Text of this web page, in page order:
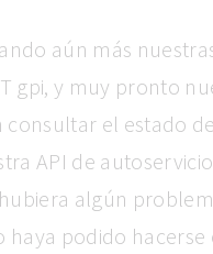
aún más
gpi, y muy pronto
consultar el estado
API de
algún
haya podido hacerse